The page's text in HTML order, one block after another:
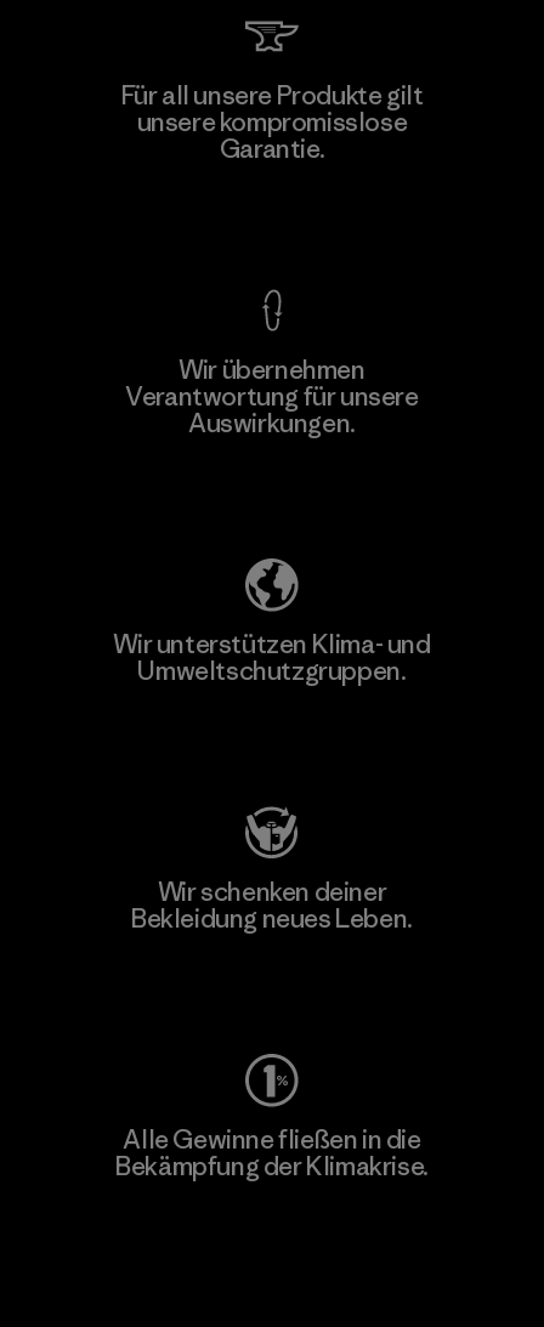
Teijin Frontier Co., Ltd.
Material-supplier
Für all unsere Produkte gilt
unsere kompromisslose
Garantie.
Wir übernehmen
Verantwortung für unsere
Auswirkungen.
Wir unterstützen Klima- und
Umweltschutzgruppen.
Wir schenken deiner
Bekleidung neues Leben.
Alle Gewinne fließen in die
Bekämpfung der Klimakrise.